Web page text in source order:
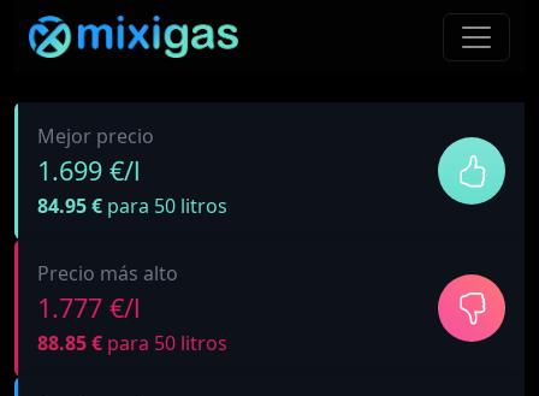
Mejor precio
1.699 €/l
84.95 € para 50 litros
Precio más alto
1.777 €/l
88.85 € para 50 litros